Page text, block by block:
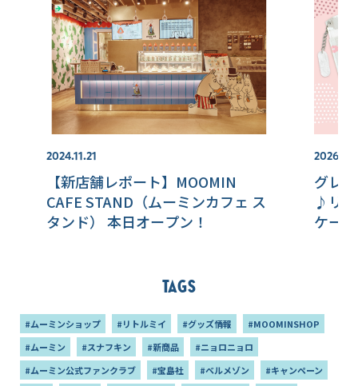
2024.11.21
【新店舗レポート】MOOMIN
CAFE STAND（ムーミンカフェ ス
タンド） 本日オープン！
グレ
♪リ
ケー
Tags
#ムーミンショップ #リトルミイ #グッズ情報
#MOOMINSHOP
#ムーミン
#スナフキン #新商品
#ニョロニョロ
#ムーミン公式ファンクラブ
#宝島社 #ベルメゾン
#キャンペーン